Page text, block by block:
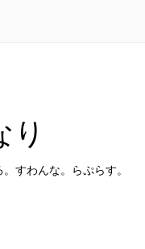
り
。すわんな。らぷらす。